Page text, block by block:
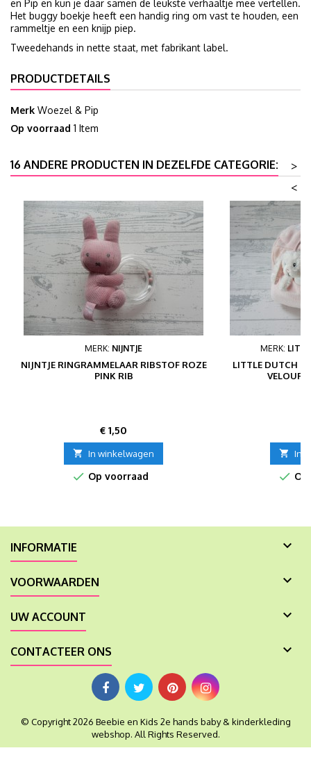
en Pip en kun je daar samen de leukste verhaaltje mee vertellen.
Het buggy boekje heeft een handig ring om vast te houden, een
rammeltje en een knijp piep.
Tweedehands in nette staat, met fabrikant label.
PRODUCTDETAILS
Merk Woezel & Pip
Op voorraad 1 Item
16 ANDERE PRODUCTEN IN DEZELFDE CATEGORIE:
>
<
MERK: NIJNTJE
NIJNTJE RINGRAMMELAAR RIBSTOF ROZE
PINK RIB
Prijs
€ 1,50
 In winkelwagen
 Op voorraad
MERK:
LITTLE DUTCH
 In

INFORMATIE 
VOORWAARDEN 
UW ACCOUNT 
CONTACTEER ONS 
© Copyright 2026 Beebie en Kids 2e hands baby & kinderkleding
webshop. All Rights Reserved.